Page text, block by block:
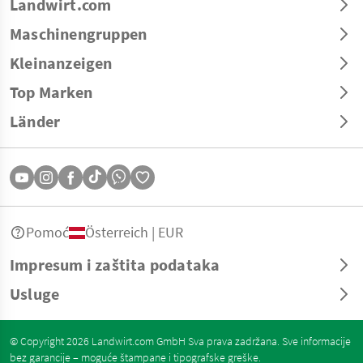
Landwirt.com
Maschinengruppen
Kleinanzeigen
Top Marken
Länder
Impresum i zaštita podataka
Usluge
Pomoć Österreich | EUR
© Copyright 2026 Landwirt.com GmbH Sva prava zadržana. Sve informacije
bez garancije – moguće štampane i tipografske greške.